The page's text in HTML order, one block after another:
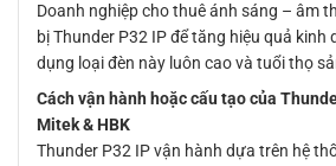
Doanh nghiệp cho thuê ánh sáng – âm
bị Thunder P32 IP để tăng hiệu quả kinh
dụng loại đèn này luôn cao và tuổi thọ
Cách vận hành hoặc cấu tạo của
Mitek & HBK
Thunder P32 IP vận hành dựa trên hệ